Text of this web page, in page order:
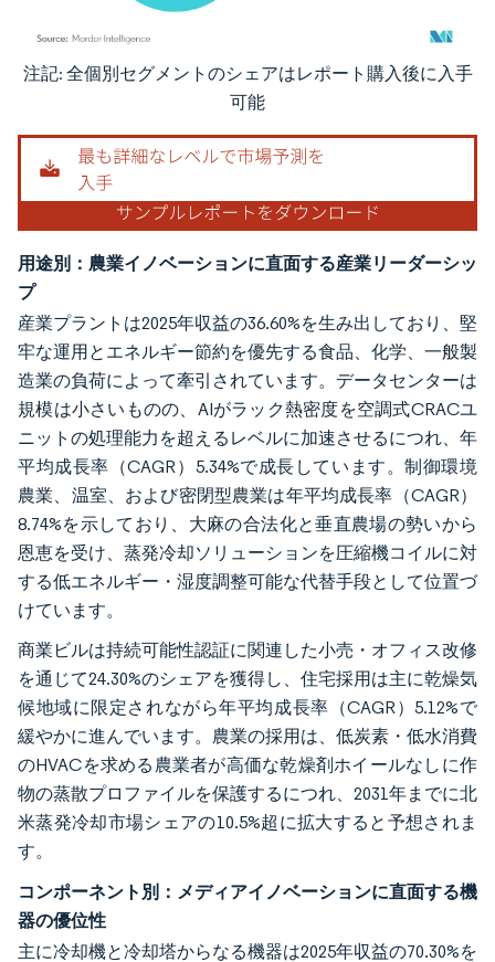
画像 © Mordor Intelligence。再利用にはCC BY 4.0の表示が必要です。
注記: 全個別セグメントのシェアはレポート購入後に入手
可能
用途別：農業イノベーションに直面する産業リーダーシッ
プ
産業プラントは2025年収益の36.60%を生み出しており、堅
牢な運用とエネルギー節約を優先する食品、化学、一般製
造業の負荷によって牽引されています。データセンターは
規模は小さいものの、AIがラック熱密度を空調式CRACユ
ニットの処理能力を超えるレベルに加速させるにつれ、年
平均成長率（CAGR）5.34%で成長しています。制御環境
農業、温室、および密閉型農業は年平均成長率（CAGR）
8.74%を示しており、大麻の合法化と垂直農場の勢いから
恩恵を受け、蒸発冷却ソリューションを圧縮機コイルに対
する低エネルギー・湿度調整可能な代替手段として位置づ
けています。
商業ビルは持続可能性認証に関連した小売・オフィス改修
を通じて24.30%のシェアを獲得し、住宅採用は主に乾燥気
候地域に限定されながら年平均成長率（CAGR）5.12%で
緩やかに進んでいます。農業の採用は、低炭素・低水消費
のHVACを求める農業者が高価な乾燥剤ホイールなしに作
物の蒸散プロファイルを保護するにつれ、2031年までに北
米蒸発冷却市場シェアの10.5%超に拡大すると予想されま
す。
コンポーネント別：メディアイノベーションに直面する機
器の優位性
主に冷却機と冷却塔からなる機器は2025年収益の70.30%を